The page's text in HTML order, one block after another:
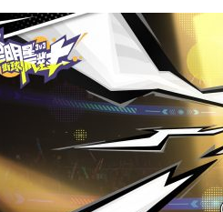
派
對》
傳
奇
「鄧
肯」
攜